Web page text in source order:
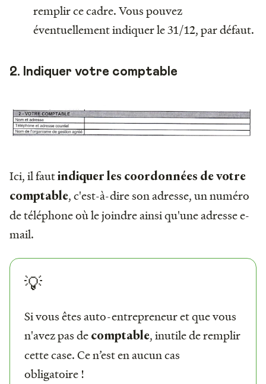
remplir ce cadre. Vous pouvez
éventuellement indiquer le 31/12, par défaut.
2. Indiquer votre comptable
Ici, il fautindiquer les coordonnées de votre
comptable, c'est-à-dire son adresse, un numéro
de téléphone où le joindre ainsi qu'une adresse e-
mail.
💡
Si vous êtes auto-entrepreneur et que vous
n'avez pas de comptable, inutile de remplir
cette case. Ce n’est en aucun cas
obligatoire !